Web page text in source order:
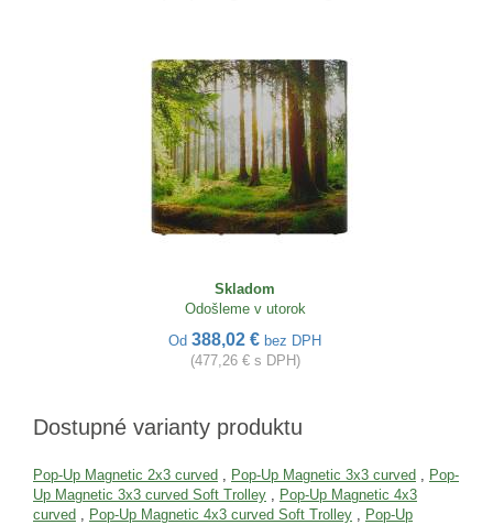
Skladom
Odošleme v utorok
Od 388,02 € bez DPH
(477,26 € s DPH)
Dostupné varianty produktu
Pop-Up Magnetic 2x3 curved , Pop-Up Magnetic 3x3 curved , Pop-
Up Magnetic 3x3 curved Soft Trolley , Pop-Up Magnetic 4x3
curved , Pop-Up Magnetic 4x3 curved Soft Trolley , Pop-Up